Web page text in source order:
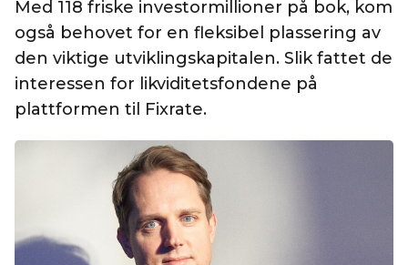
Med 118 friske investormillioner på bok, kom
også behovet for en fleksibel plassering av
den viktige utviklingskapitalen. Slik fattet de
interessen for likviditetsfondene på
plattformen til Fixrate.